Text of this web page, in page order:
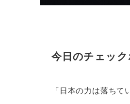
今日のチェッ
「日本の力は落ち